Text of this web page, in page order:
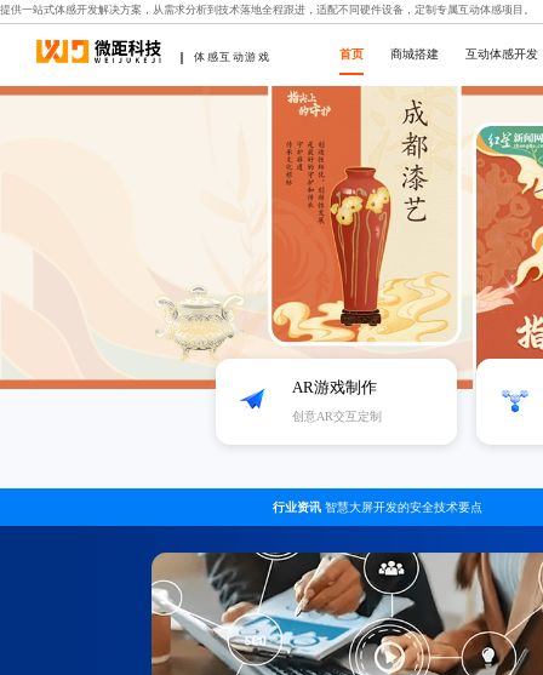
提供一站式体感开发解决方案，从需求分析到技术落地全程跟进，适配不同硬件设备，定制专属互动体感项目。
体感互动游戏 首页 商城搭建 互动体感开发
AR游戏制作
创意AR交互定制
行业资讯 智慧大屏开发的安全技术要点